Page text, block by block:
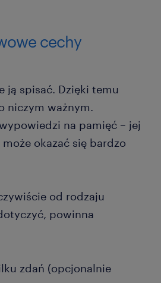
cechy
ją spisać. Dzięki temu
niczym ważnym.
na pamięć – jej
okazać się bardzo
od rodzaju
powinna
zdań (opcjonalnie